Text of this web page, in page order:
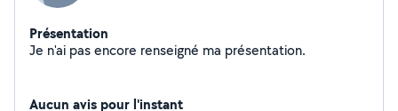
Présentation
Je n'ai pas encore renseigné ma présentation.
Aucun avis pour l'instant